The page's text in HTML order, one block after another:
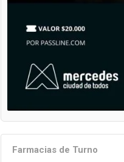
Farmacias de Turno